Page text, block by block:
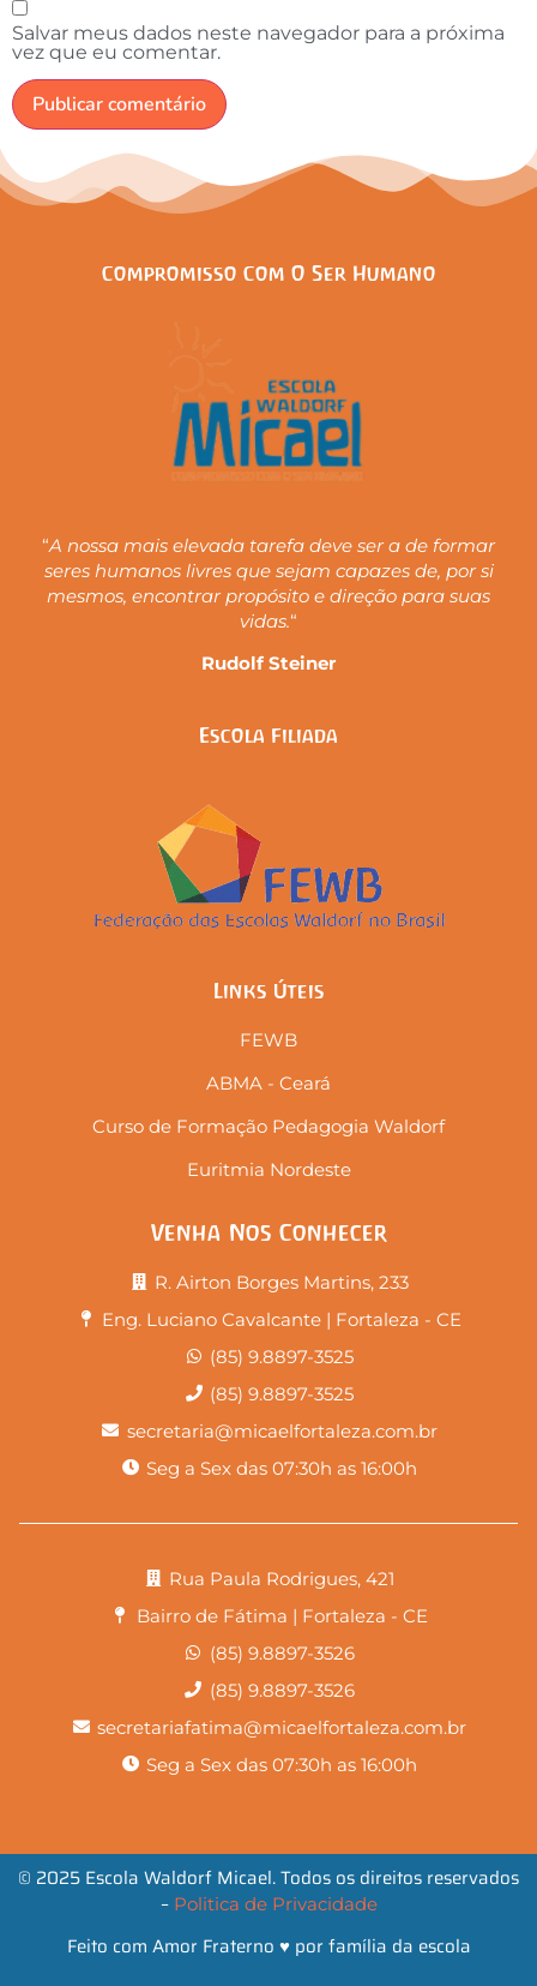
Salvar meus dados neste navegador para a próxima
vez que eu comentar.
Compromisso Com O Ser Humano
“A nossa mais elevada tarefa deve ser a de formar
seres humanos livres que sejam capazes de, por si
mesmos, encontrar propósito e direção para suas
vidas.“
Rudolf Steiner
Escola Filiada
Links Úteis
FEWB
ABMA - Ceará
Curso de Formação Pedagogia Waldorf
Euritmia Nordeste
Venha Nos Conhecer
R. Airton Borges Martins, 233
Eng. Luciano Cavalcante | Fortaleza - CE
(85) 9.8897-3525
(85) 9.8897-3525
secretaria@micaelfortaleza.com.br
Seg a Sex das 07:30h as 16:00h
Rua Paula Rodrigues, 421
Bairro de Fátima | Fortaleza - CE
(85) 9.8897-3526
(85) 9.8897-3526
secretariafatima@micaelfortaleza.com.br
Seg a Sex das 07:30h as 16:00h
© 2025 Escola Waldorf Micael. Todos os direitos reservados
– Politica de Privacidade
Feito com Amor Fraterno ♥ por família da escola